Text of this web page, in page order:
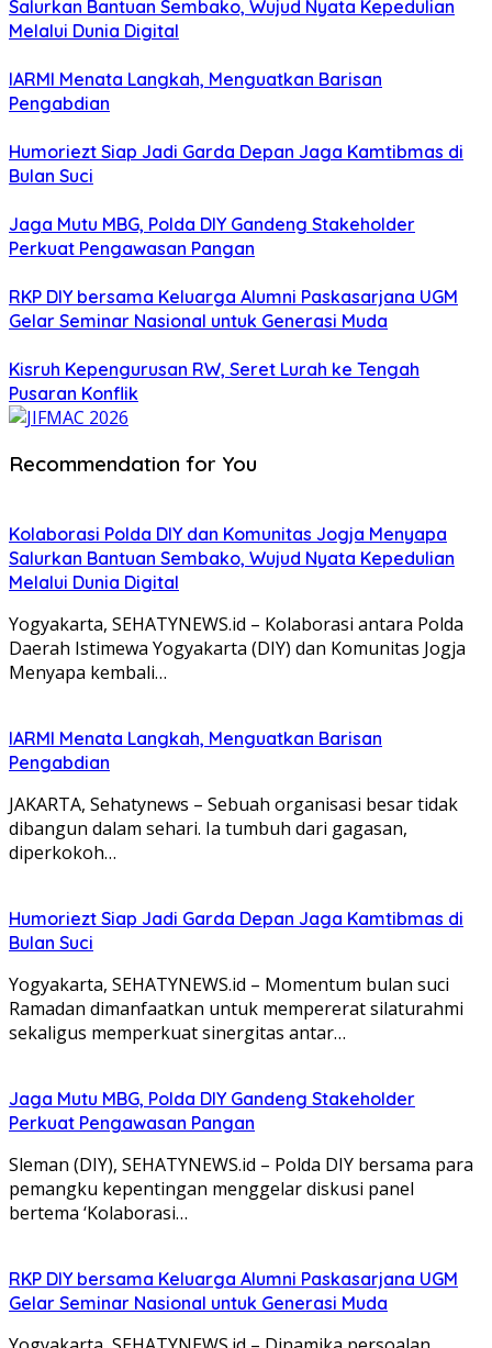
Salurkan Bantuan Sembako, Wujud Nyata Kepedulian
Melalui Dunia Digital
IARMI Menata Langkah, Menguatkan Barisan
Pengabdian
Humoriezt Siap Jadi Garda Depan Jaga Kamtibmas di
Bulan Suci
Jaga Mutu MBG, Polda DIY Gandeng Stakeholder
Perkuat Pengawasan Pangan
RKP DIY bersama Keluarga Alumni Paskasarjana UGM
Gelar Seminar Nasional untuk Generasi Muda
Kisruh Kepengurusan RW, Seret Lurah ke Tengah
Pusaran Konflik
Recommendation for You
Kolaborasi Polda DIY dan Komunitas Jogja Menyapa
Salurkan Bantuan Sembako, Wujud Nyata Kepedulian
Melalui Dunia Digital
Yogyakarta, SEHATYNEWS.id – Kolaborasi antara Polda
Daerah Istimewa Yogyakarta (DIY) dan Komunitas Jogja
Menyapa kembali…
IARMI Menata Langkah, Menguatkan Barisan
Pengabdian
JAKARTA, Sehatynews – Sebuah organisasi besar tidak
dibangun dalam sehari. Ia tumbuh dari gagasan,
diperkokoh…
Humoriezt Siap Jadi Garda Depan Jaga Kamtibmas di
Bulan Suci
Yogyakarta, SEHATYNEWS.id – Momentum bulan suci
Ramadan dimanfaatkan untuk mempererat silaturahmi
sekaligus memperkuat sinergitas antar…
Jaga Mutu MBG, Polda DIY Gandeng Stakeholder
Perkuat Pengawasan Pangan
Sleman (DIY), SEHATYNEWS.id – Polda DIY bersama para
pemangku kepentingan menggelar diskusi panel
bertema ‘Kolaborasi…
RKP DIY bersama Keluarga Alumni Paskasarjana UGM
Gelar Seminar Nasional untuk Generasi Muda